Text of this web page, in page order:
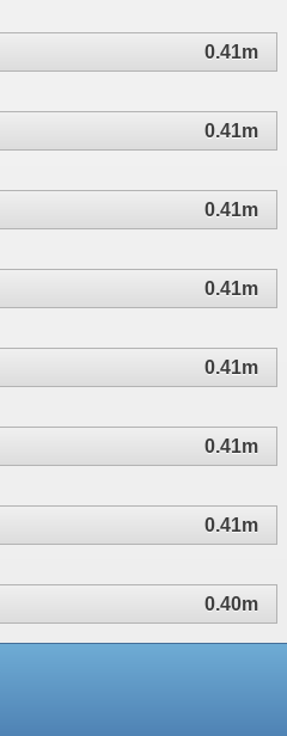
0.41m
0.41m
0.41m
0.41m
0.41m
0.41m
0.41m
0.40m